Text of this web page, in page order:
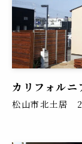
カリフォル
松山市北土居